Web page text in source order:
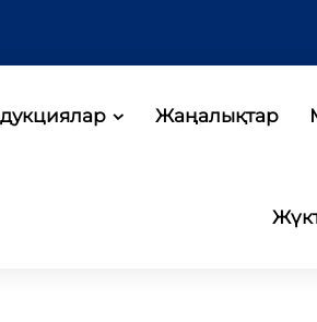
Жаңалықтар